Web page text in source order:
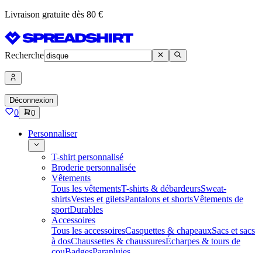
Livraison gratuite dès 80 €
Recherche
Déconnexion
0 0
Personnaliser
T-shirt personnalisé
Broderie personnalisée
Vêtements
Tous les vêtementsT-shirts & débardeursSweat-
shirtsVestes et giletsPantalons et shortsVêtements de
sportDurables
Accessoires
Tous les accessoiresCasquettes & chapeauxSacs et sacs
à dosChaussettes & chaussuresÉcharpes & tours de